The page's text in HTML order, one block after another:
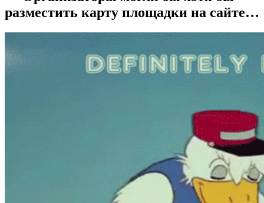
разместить карту площадки на сайте…